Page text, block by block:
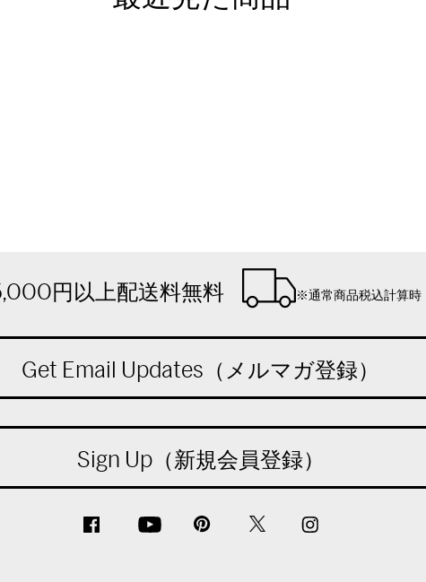
円以上配送料無料 ※通常商品税込計算時
Get Email Updates（メルマガ登録）
Sign Up（新規会員登録）